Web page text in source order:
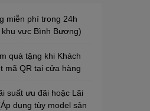
miễn phí trong 24h
khu vực Bình Bương)
quà tặng khi Khách
mã QR tại cửa hàng
suất ưu đãi hoặc Lãi
dụng tùy model sản